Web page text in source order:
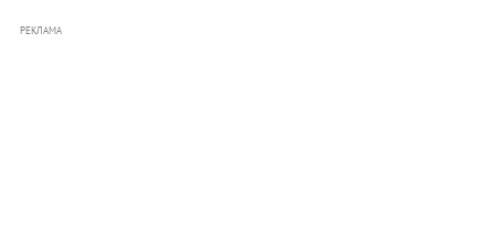
РЕКЛАМА